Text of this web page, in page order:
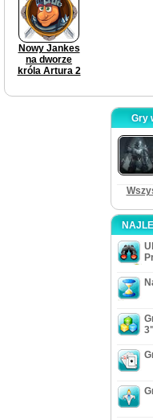
Nowy Jankes
na dworze
króla Artura 2
Gry
3"